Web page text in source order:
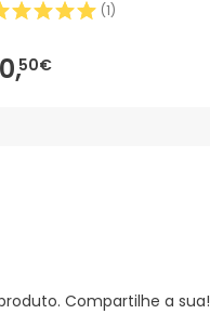
(1)
50€
Compartilhe a sua!